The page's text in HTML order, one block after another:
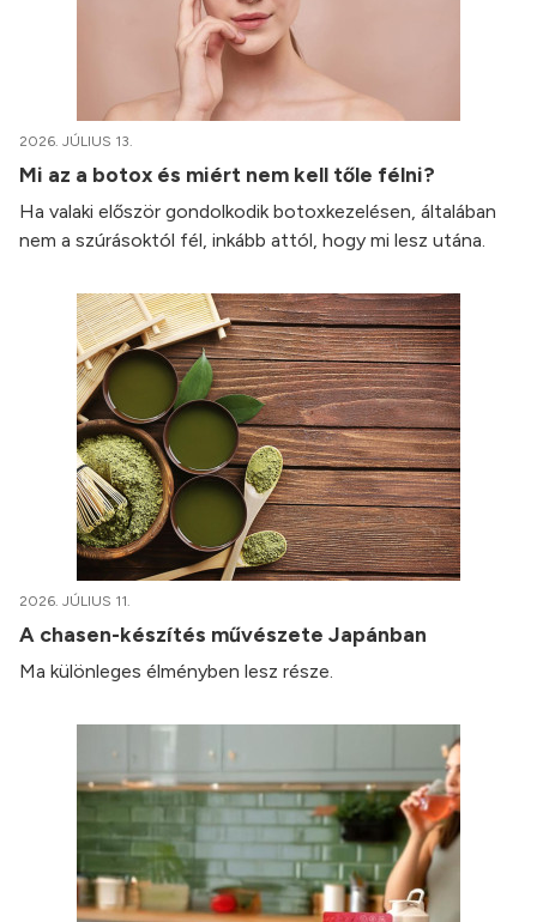
2026. JÚLIUS 13.
Mi az a botox és miért nem kell tőle félni?
Ha valaki először gondolkodik botoxkezelésen, általában
nem a szúrásoktól fél, inkább attól, hogy mi lesz utána.
2026. JÚLIUS 11.
A chasen-készítés művészete Japánban
Ma különleges élményben lesz része.